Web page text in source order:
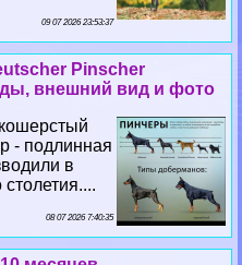
09 07 2026 23:53:37
Pinscher
внешний вид и фото
- подлинная
в
08 07 2026 7:40:35